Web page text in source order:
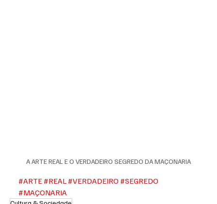
A ARTE REAL E O VERDADEIRO SEGREDO DA MAÇONARIA
#ARTE #REAL #VERDADEIRO #SEGREDO
#MAÇONARIA